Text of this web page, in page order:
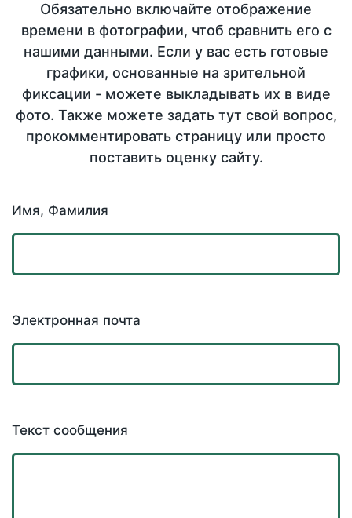
Обязательно включайте отображение
времени в фотографии, чтоб сравнить его с
нашими данными. Если у вас есть готовые
графики, основанные на зрительной
фиксации - можете выкладывать их в виде
фото. Также можете задать тут свой вопрос,
прокомментировать страницу или просто
поставить оценку сайту.
Имя, Фамилия
Электронная почта
Текст сообщения